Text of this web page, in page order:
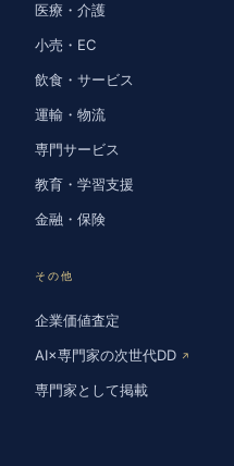
医療・介護
小売・EC
飲食・サービス
運輸・物流
専門サービス
教育・学習支援
金融・保険
その他
企業価値査定
AI×専門家の次世代DD ↗
専門家として掲載